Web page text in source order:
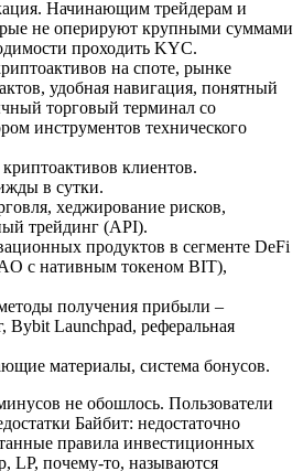
Начинающим трейдерам и
не оперируют крупными суммами
проходить KYC.
на споте, рынке
удобная навигация, понятный
торговый терминал со
инструментов технического
клиентов.
в сутки.
хеджирование рисков,
трейдинг (API).
продуктов в сегменте DeFi
с нативным токеном BIT),
получения прибыли –
Bybit Launchpad, реферальная
материалы, система бонусов.
не обошлось. Пользователи
Байбит: недостаточно
правила инвестиционных
LP, почему-то, называются